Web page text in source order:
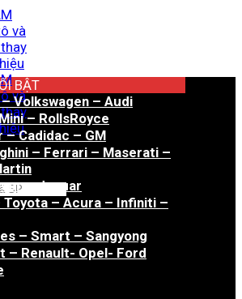
BẬT
Volkswagen – Audi
– RollsRoyce
– Cadidac – GM
– Ferrari – Maserati –
– Jaguar
Toyota – Acura – Infiniti –
– Smart – Sangyong
– Renault- Opel- Ford